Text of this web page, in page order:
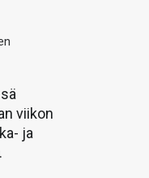
viikon
ja